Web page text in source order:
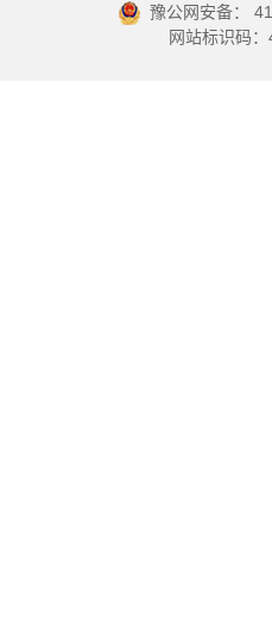
豫公网安备：
网站标识码